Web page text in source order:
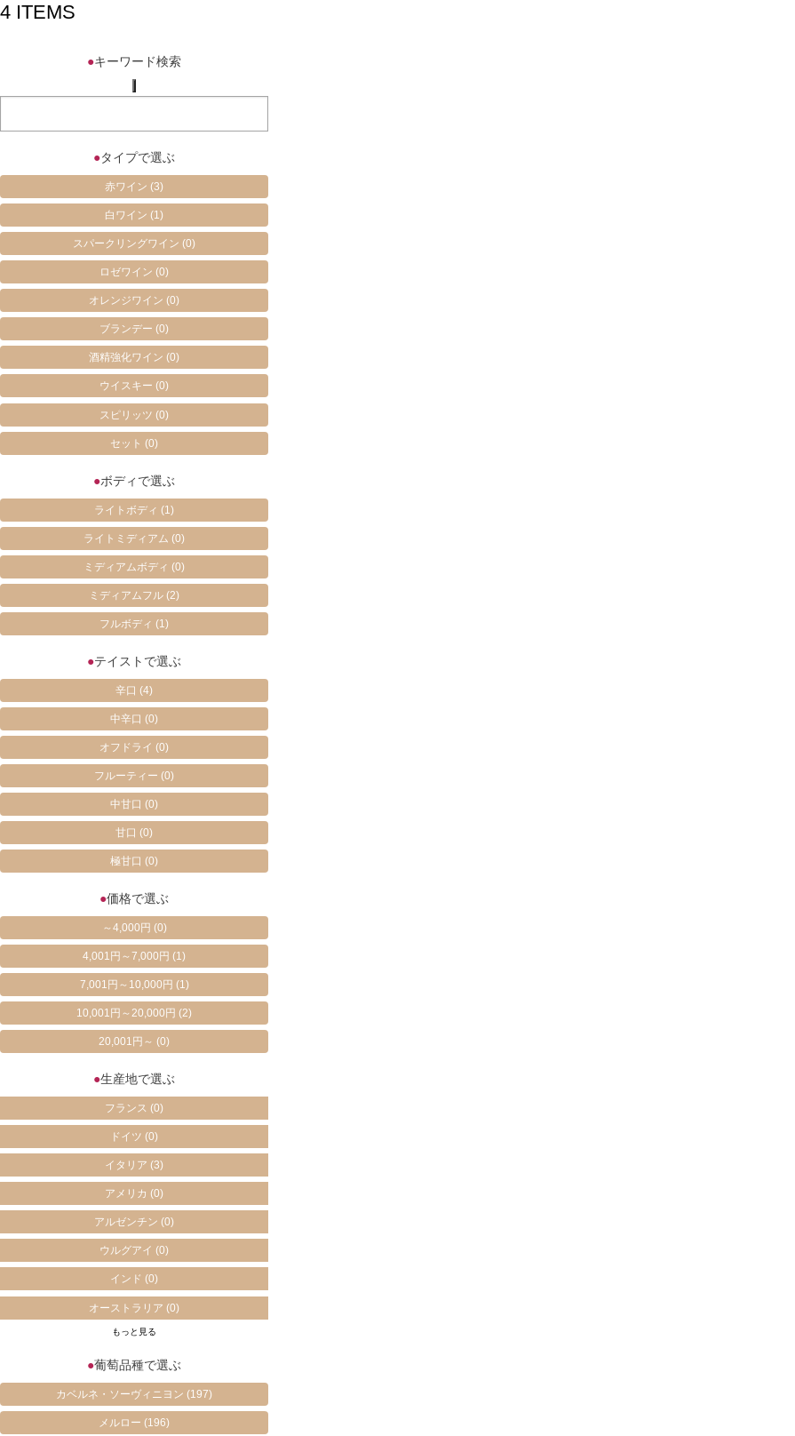
4 ITEMS
●キーワード検索
●タイプで選ぶ
赤ワイン(3)
白ワイン(1)
スパークリングワイン(0)
ロゼワイン(0)
オレンジワイン(0)
ブランデー(0)
酒精強化ワイン(0)
ウイスキー(0)
スピリッツ(0)
セット(0)
●ボディで選ぶ
ライトボディ(1)
ライトミディアム(0)
ミディアムボディ(0)
ミディアムフル(2)
フルボディ(1)
●テイストで選ぶ
辛口(4)
中辛口(0)
オフドライ(0)
フルーティー(0)
中甘口(0)
甘口(0)
極甘口(0)
●価格で選ぶ
～4,000円 (0)
4,001円～7,000円(1)
7,001円～10,000円 (1)
10,001円～20,000円(2)
20,001円～(0)
●生産地で選ぶ
フランス(0)
ドイツ(0)
イタリア(3)
アメリカ(0)
アルゼンチン(0)
ウルグアイ(0)
インド(0)
オーストラリア(0)
もっと見る
●葡萄品種で選ぶ
カベルネ・ソーヴィニヨン(197)
メルロー(196)